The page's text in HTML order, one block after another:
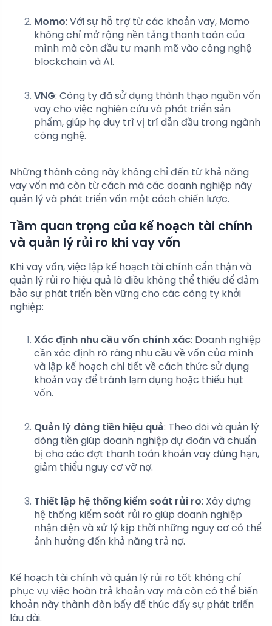
Momo: Với sự hỗ trợ từ các khoản vay, Momo
không chỉ mở rộng nền tảng thanh toán của
mình mà còn đầu tư mạnh mẽ vào công nghệ
blockchain và AI.
VNG: Công ty đã sử dụng thành thạo nguồn vốn
vay cho việc nghiên cứu và phát triển sản
phẩm, giúp họ duy trì vị trí dẫn đầu trong ngành
công nghệ.
Những thành công này không chỉ đến từ khả năng
vay vốn mà còn từ cách mà các doanh nghiệp này
quản lý và phát triển vốn một cách chiến lược.
Tầm quan trọng của kế hoạch tài chính
và quản lý rủi ro khi vay vốn
Khi vay vốn, việc lập kế hoạch tài chính cẩn thận và
quản lý rủi ro hiệu quả là điều không thể thiếu để đảm
bảo sự phát triển bền vững cho các công ty khởi
nghiệp:
Xác định nhu cầu vốn chính xác: Doanh nghiệp
cần xác định rõ ràng nhu cầu về vốn của mình
và lập kế hoạch chi tiết về cách thức sử dụng
khoản vay để tránh lạm dụng hoặc thiếu hụt
vốn.
Quản lý dòng tiền hiệu quả: Theo dõi và quản lý
dòng tiền giúp doanh nghiệp dự đoán và chuẩn
bị cho các đợt thanh toán khoản vay đúng hạn,
giảm thiểu nguy cơ vỡ nợ.
Thiết lập hệ thống kiểm soát rủi ro: Xây dựng
hệ thống kiểm soát rủi ro giúp doanh nghiệp
nhận diện và xử lý kịp thời những nguy cơ có thể
ảnh hưởng đến khả năng trả nợ.
Kế hoạch tài chính và quản lý rủi ro tốt không chỉ
phục vụ việc hoàn trả khoản vay mà còn có thể biến
khoản này thành đòn bẩy để thúc đẩy sự phát triển
lâu dài.